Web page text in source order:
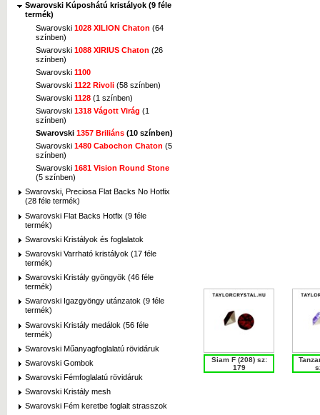
Swarovski Kúposhátú kristályok (9 féle
termék)
Swarovski 1028 XILION Chaton (64
színben)
Swarovski 1088 XIRIUS Chaton (26
színben)
Swarovski 1100
Swarovski 1122 Rivoli (58 színben)
Swarovski 1128 (1 színben)
Swarovski 1318 Vágott Virág (1
színben)
Swarovski 1357 Briliáns (10 színben)
Swarovski 1480 Cabochon Chaton (5
színben)
Swarovski 1681 Vision Round Stone
(5 színben)
Swarovski, Preciosa Flat Backs No Hotfix
(28 féle termék)
Swarovski Flat Backs Hotfix (9 féle
termék)
Swarovski Kristályok és foglalatok
Swarovski Varrható kristályok (17 féle
termék)
Swarovski Kristály gyöngyök (46 féle
termék)
Swarovski Igazgyöngy utánzatok (9 féle
termék)
Swarovski Kristály medálok (56 féle
termék)
Swarovski Műanyagfoglalatú rövidáruk
Swarovski Gombok
Swarovski Fémfoglalatú rövidáruk
Swarovski Kristály mesh
Swarovski Fém keretbe foglalt strasszok
Siam F (208) sz:
179